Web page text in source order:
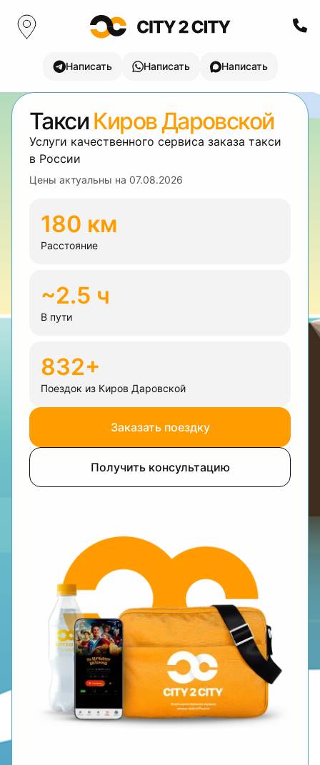
Написать Написать Написать
Такси Киров Даровской
Услуги качественного сервиса заказа такси
в России
Цены актуальны на 07.08.2026
180 км
Расстояние
~2.5 ч
В пути
832+
Поездок из Киров Даровской
Заказать поездку
Получить консультацию